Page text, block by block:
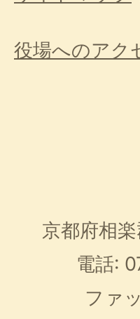
役場へのアク
京都府相
電話:
ファ